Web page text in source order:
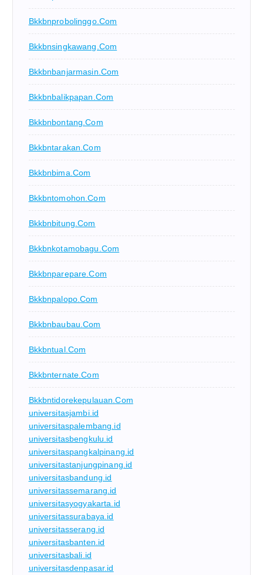
Bkkbnprobolinggo.com
Bkkbnsingkawang.com
Bkkbnbanjarmasin.com
Bkkbnbalikpapan.com
Bkkbnbontang.com
Bkkbntarakan.com
Bkkbnbima.com
Bkkbntomohon.com
Bkkbnbitung.com
Bkkbnkotamobagu.com
Bkkbnparepare.com
Bkkbnpalopo.com
Bkkbnbaubau.com
Bkkbntual.com
Bkkbnternate.com
Bkkbntidorekepulauan.com
universitasjambi.id
universitaspalembang.id
universitasbengkulu.id
universitaspangkalpinang.id
universitastanjungpinang.id
universitasbandung.id
universitassemarang.id
universitasyogyakarta.id
universitassurabaya.id
universitasserang.id
universitasbanten.id
universitasbali.id
universitasdenpasar.id